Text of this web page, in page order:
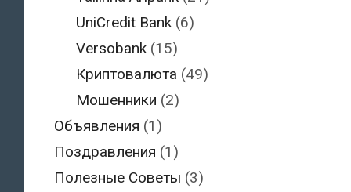
UniCredit Bank (6)
Versobank (15)
Криптовалюта (49)
Мошенники (2)
Объявления (1)
Поздравления (1)
Полезные Советы (3)